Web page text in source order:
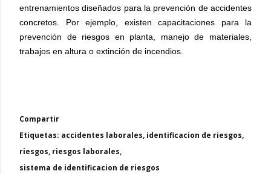
entrenamientos diseñados para la prevención de accidentes
concretos. Por ejemplo, existen capacitaciones para la
prevención de riesgos en planta, manejo de materiales,
trabajos en altura o extinción de incendios.
Compartir
Etiquetas: accidentes laborales identificacion de riesgos
riesgos riesgos laborales
sistema de identificacion de riesgos